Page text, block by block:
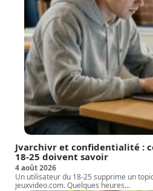
Jvarchivr et confidentialité :
18-25 doivent savoir
4 août 2026
Un utilisateur du 18-25 supprime un
jeuxvideo.com. Quelques heures…